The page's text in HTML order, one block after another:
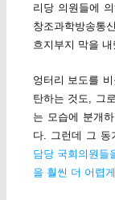
리당 의원들에
창조과학방송통
흐지부지 막을 내
엉터리 보도를
탄하는 것도, 그
는 모습에 분개
다. 그런데 그 동
담당 국회의원들
을 훨씬 더 어렵